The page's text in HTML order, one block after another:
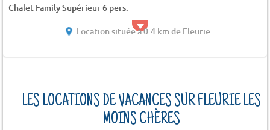
Chalet Family Supérieur 6 pers.
Location située à 0.4 km de Fleurie
LES LOCATIONS DE VACANCES SUR FLEURIE LES
MOINS CHÈRES